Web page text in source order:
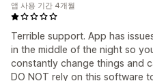
Terrible support. App has
in the middle of the night so
constantly change things and
DO NOT rely on this software
앱 사용 기간 4개월